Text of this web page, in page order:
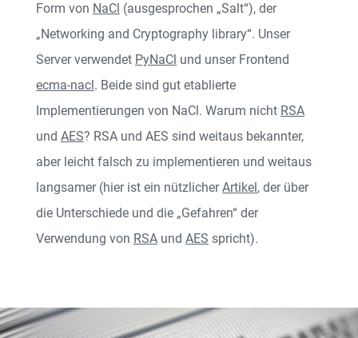
Form von NaCl (ausgesprochen „Salt“), der
„Networking and Cryptography library“. Unser
Server verwendet PyNaCl und unser Frontend
ecma-nacl. Beide sind gut etablierte
Implementierungen von NaCl. Warum nicht RSA
und AES? RSA und AES sind weitaus bekannter,
aber leicht falsch zu implementieren und weitaus
langsamer (hier ist ein nützlicherArtikel, der über
die Unterschiede und die „Gefahren“ der
Verwendung von RSA und AES spricht).